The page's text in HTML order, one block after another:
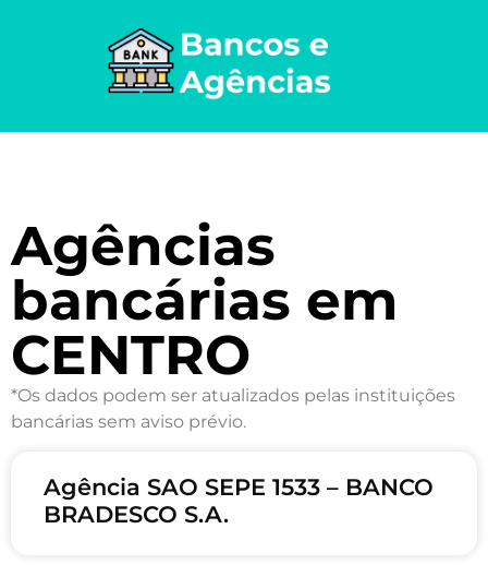
Agências
bancárias em
CENTRO
*Os dados podem ser atualizados pelas instituições
bancárias sem aviso prévio.
Agência SAO SEPE 1533 – BANCO
BRADESCO S.A.